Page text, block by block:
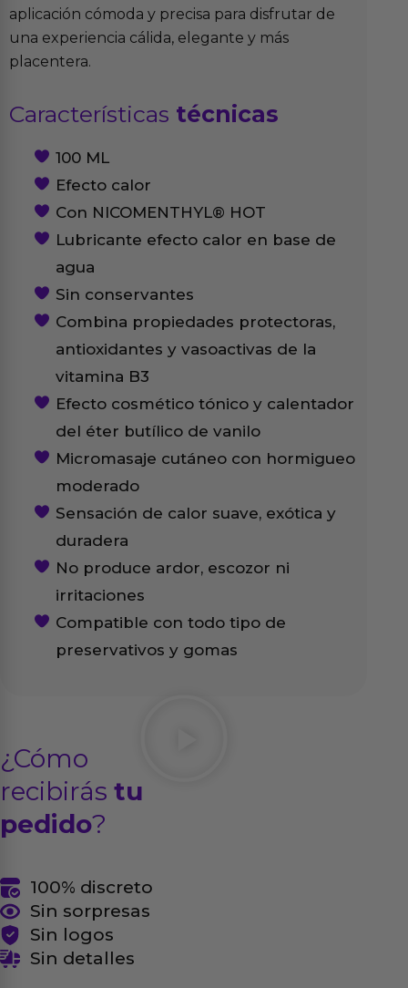
aplicación cómoda y precisa para disfrutar de
una experiencia cálida, elegante y más
placentera.
Características técnicas
100 ML
Efecto calor
Con NICOMENTHYL® HOT
Lubricante efecto calor en base de
agua
Sin conservantes
Combina propiedades protectoras,
antioxidantes y vasoactivas de la
vitamina B3
Efecto cosmético tónico y calentador
del éter butílico de vanilo
Micromasaje cutáneo con hormigueo
moderado
Sensación de calor suave, exótica y
duradera
No produce ardor, escozor ni
irritaciones
Compatible con todo tipo de
preservativos y gomas
¿Cómo
recibirás tu
pedido?
100% discreto
Sin sorpresas
Sin logos
Sin detalles